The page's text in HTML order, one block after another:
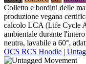
Colletto e bordini delle
produzione vegana
calcolo LCA (Life Cycle
ambientale durante
neutra, lavabile a 60°,
OCS RCS Hoodie |